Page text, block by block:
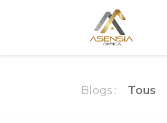
Blogs : Tous